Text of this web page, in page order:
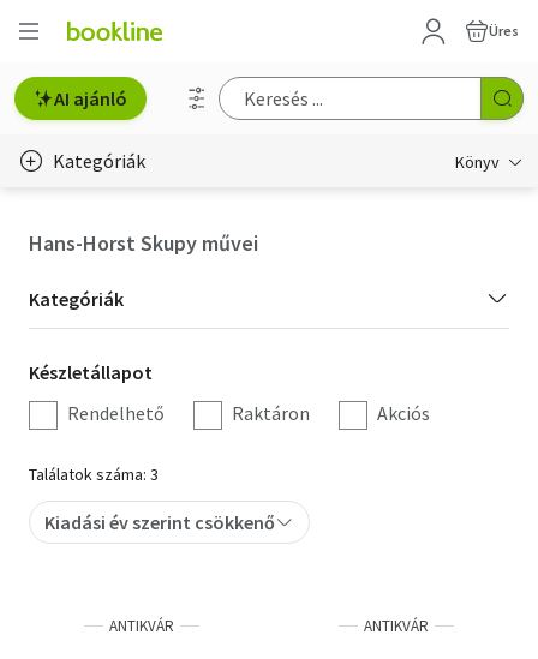
Üres
AI ajánló
Kategóriák Könyv
Hobbi, szabadidő
Irodalom
Művészet
Szakkönyv
Tankönyv, segédkönyv
Hans-Horst Skupy művei
Kategória
szűrés
Kategóriák
Készletállapot
szűrés
Készletállapot
Rendelhető
Raktáron Akciós
Találatok száma: 3
Kiadási év szerint csökkenő
ANTIKVÁR ANTIKVÁR